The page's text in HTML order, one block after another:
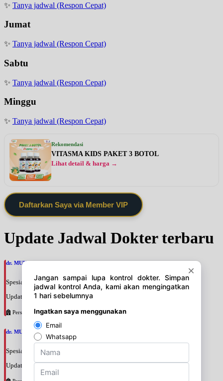
✨ Tanya jadwal (Respon Cepat)
Jumat
✨ Tanya jadwal (Respon Cepat)
Sabtu
✨ Tanya jadwal (Respon Cepat)
Minggu
✨ Tanya jadwal (Respon Cepat)
Rekomendasi
VITASMA KIDS PAKET 3 BOTOL
Lihat detail & harga →
Daftarkan Saya via Member VIP
Update Jadwal Dokter terbaru
dr. MUHAMMAD SYAFIQ, SpPDKGEH
Spesialis: Penyakit Dalam
Update terakhir: 2026-08-10 20:27:24
Persahabatan
dr. MUHAMMAD ALKAFF, SpPD
Spesialis: Penyakit Dalam
Update terakhir: 2026-08-10 20:17:45